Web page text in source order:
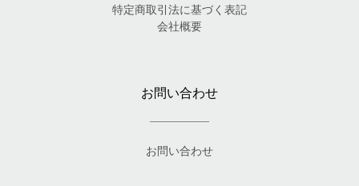
特定商取引法に基づく表記
会社概要
お問い合わせ
お問い合わせ